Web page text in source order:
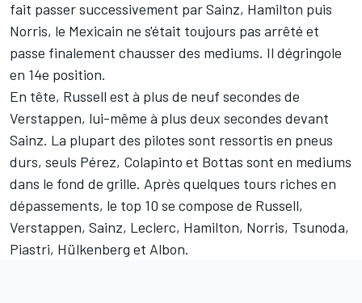
fait passer successivement par Sainz, Hamilton puis
Norris, le Mexicain ne s'était toujours pas arrêté et
passe finalement chausser des mediums. Il dégringole
en 14e position.
En tête, Russell est à plus de neuf secondes de
Verstappen, lui-même à plus deux secondes devant
Sainz. La plupart des pilotes sont ressortis en pneus
durs, seuls Pérez, Colapinto et Bottas sont en mediums
dans le fond de grille. Après quelques tours riches en
dépassements, le top 10 se compose de Russell,
Verstappen, Sainz, Leclerc, Hamilton, Norris, Tsunoda,
Piastri, Hülkenberg et Albon.